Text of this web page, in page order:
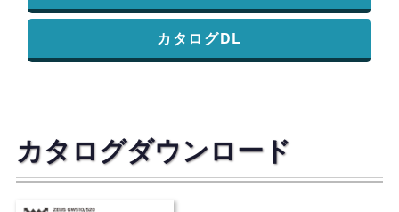
カタログDL
カタログダウンロード